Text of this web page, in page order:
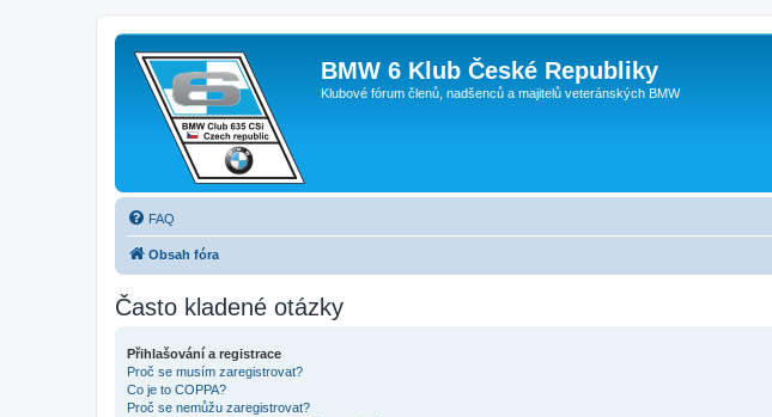
BMW 6 Klub České Republiky
Klubové fórum členů, nadšenců a majitelů veteránských BMW
FAQ
Obsah fóra
Často kladené otázky
Přihlašování a registrace
Proč se musím zaregistrovat?
Co je to COPPA?
Proč se nemůžu zaregistrovat?